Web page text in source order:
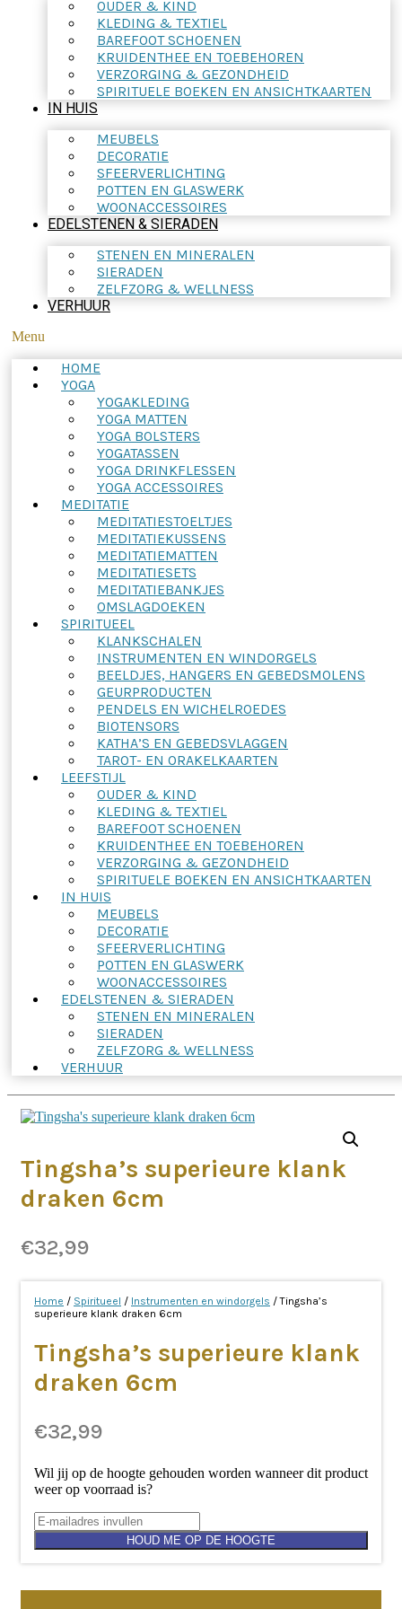
OUDER & KIND
KLEDING & TEXTIEL
BAREFOOT SCHOENEN
KRUIDENTHEE EN TOEBEHOREN
VERZORGING & GEZONDHEID
SPIRITUELE BOEKEN EN ANSICHTKAARTEN
IN HUIS
MEUBELS
DECORATIE
SFEERVERLICHTING
POTTEN EN GLASWERK
WOONACCESSOIRES
EDELSTENEN & SIERADEN
STENEN EN MINERALEN
SIERADEN
ZELFZORG & WELLNESS
VERHUUR
Menu
HOME
YOGA
YOGAKLEDING
YOGA MATTEN
YOGA BOLSTERS
YOGATASSEN
YOGA DRINKFLESSEN
YOGA ACCESSOIRES
MEDITATIE
MEDITATIESTOELTJES
MEDITATIEKUSSENS
MEDITATIEMATTEN
MEDITATIESETS
MEDITATIEBANKJES
OMSLAGDOEKEN
SPIRITUEEL
KLANKSCHALEN
INSTRUMENTEN EN WINDORGELS
BEELDJES, HANGERS EN GEBEDSMOLENS
GEURPRODUCTEN
PENDELS EN WICHELROEDES
BIOTENSORS
KATHA’S EN GEBEDSVLAGGEN
TAROT- EN ORAKELKAARTEN
LEEFSTIJL
OUDER & KIND
KLEDING & TEXTIEL
BAREFOOT SCHOENEN
KRUIDENTHEE EN TOEBEHOREN
VERZORGING & GEZONDHEID
SPIRITUELE BOEKEN EN ANSICHTKAARTEN
IN HUIS
MEUBELS
DECORATIE
SFEERVERLICHTING
POTTEN EN GLASWERK
WOONACCESSOIRES
EDELSTENEN & SIERADEN
STENEN EN MINERALEN
SIERADEN
ZELFZORG & WELLNESS
VERHUUR
Tingsha’s superieure klank
draken 6cm
€32,99
Home / Spiritueel / Instrumenten en windorgels / Tingsha’s
superieure klank draken 6cm
Tingsha’s superieure klank
draken 6cm
€32,99
Wil jij op de hoogte gehouden worden wanneer dit product
weer op voorraad is?
HOUD ME OP DE HOOGTE